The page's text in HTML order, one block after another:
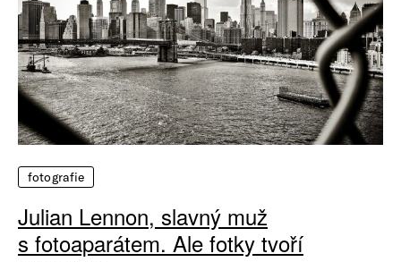
fotografie
Julian Lennon, slavný muž
s fotoaparátem. Ale fotky tvoří